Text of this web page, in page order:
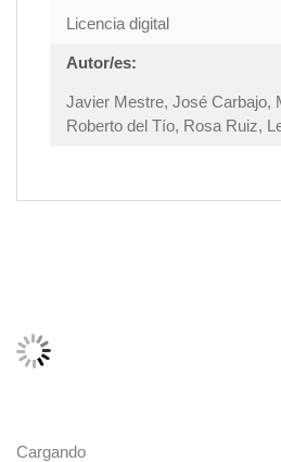
Licencia digital
Autor/es:
Javier Mestre, José Carbajo,
Roberto del Tío, Rosa Ruiz,
Cargando